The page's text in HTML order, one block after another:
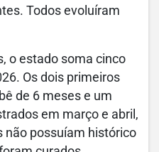
Todos evoluíram
o estado soma cinco
Os dois primeiros
de 6 meses e um
em março e abril,
possuíam histórico